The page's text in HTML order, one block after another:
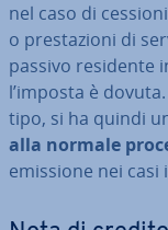
nel caso di
o pre­sta­zio­ni di
passivo residente
l’imposta è
tipo, si ha quindi
alla normale
emissione nei casi